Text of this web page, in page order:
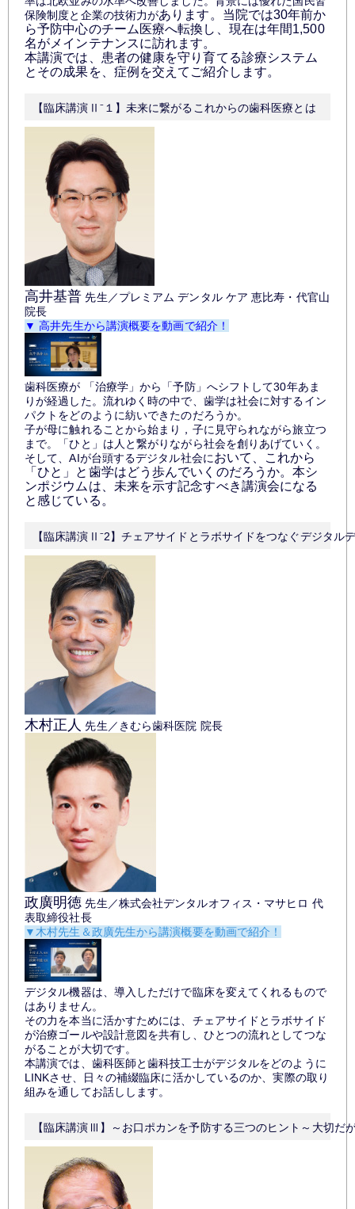
保険制度と企業の技術力があります。当院では30年前か
ら予防中心のチーム医療へ転換し、現在は年間1,500
名がメインテナンスに訪れます。
本講演では、患者の健康を守り育てる診療システム
とその成果を、症例を交えてご紹介します。
【臨床講演Ⅱ⁻１】未来に繋がるこれからの歯科医療とは
高井基普 先生／プレミアム デンタル ケア 恵比寿・代官山
院長
▼ 高井先生から講演概要を動画で紹介！
歯科医療が 「治療学」から「予防」へシフトして30年あま
りが経過した。流れゆく時の中で、歯学は社会に対するイン
パクトをどのように紡いできたのだろうか。
子が母に触れることから始まり，子に見守られながら旅立つ
まで。「ひと」は人と繋がりながら社会を創りあげていく。
そして、AIが台頭するデジタル社会において、これから
「ひと」と歯学はどう歩んでいくのだろうか。本シ
ンポジウムは、未来を示す記念すべき講演会になる
と感じている。
【臨床講演Ⅱ⁻2】チェアサイドとラボサイドをつなぐデジタ
木村正人 先生／きむら歯科医院 院長
政廣明徳 先生／株式会社デンタルオフィス・マサヒロ 代
表取締役社長
▼木村先生＆政廣先生から講演概要を動画で紹介！
デジタル機器は、導入しただけで臨床を変えてくれるもので
はありません。
その力を本当に活かすためには、チェアサイドとラボサイド
が治療ゴールや設計意図を共有し、ひとつの流れとしてつな
がることが大切です。
本講演では、歯科医師と歯科技工士がデジタルをどのように
LINKさせ、日々の補綴臨床に活かしているのか、実際の取り
組みを通してお話しします。
【臨床講演Ⅲ】～お口ポカンを予防する三つのヒント～大切だ